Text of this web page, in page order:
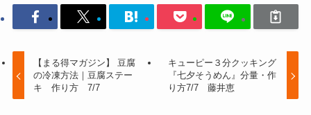
【まる得マガジン】 豆腐
の冷凍方法｜豆腐ステー
キ 作り方 7/7
キューピー３分クッキング
『七夕そうめん』分量・作
り方7/7 藤井恵